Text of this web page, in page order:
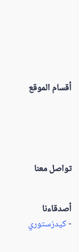
أقسام الموقع
تواصل معنا
أصدقاءنا
-كيدزستوري